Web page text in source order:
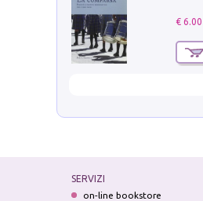
€ 6.00
SERVIZI
on-line bookstore